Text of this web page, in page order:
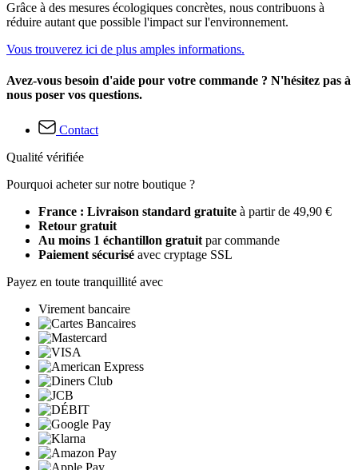
Grâce à des mesures écologiques concrètes, nous contribuons à
réduire autant que possible l'impact sur l'environnement.
Vous trouverez ici de plus amples informations.
Avez-vous besoin d'aide pour votre commande ? N'hésitez pas à
nous poser vos questions.
Contact
Qualité vérifiée
Pourquoi acheter sur notre boutique ?
France : Livraison standard gratuite à partir de 49,90 €
Retour gratuit
Au moins 1 échantillon gratuit par commande
Paiement sécurisé avec cryptage SSL
Payez en toute tranquillité avec
Virement bancaire